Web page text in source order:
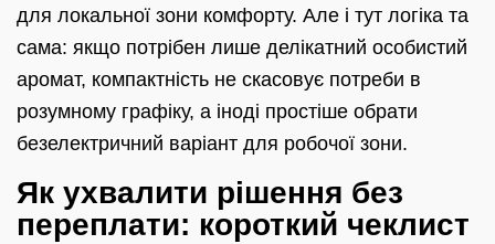
для локальної зони комфорту. Але і тут логіка та
сама: якщо потрібен лише делікатний особистий
аромат, компактність не скасовує потреби в
розумному графіку, а іноді простіше обрати
безелектричний варіант для робочої зони.
Як ухвалити рішення без
переплати: короткий чеклист